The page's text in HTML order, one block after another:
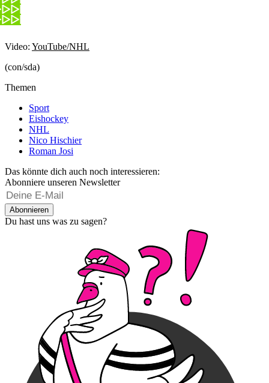
Video: YouTube/NHL
(con/sda)
Themen
Sport
Eishockey
NHL
Nico Hischier
Roman Josi
Das könnte dich auch noch interessieren:
Abonniere unseren Newsletter
Abonnieren
Du hast uns was zu sagen?